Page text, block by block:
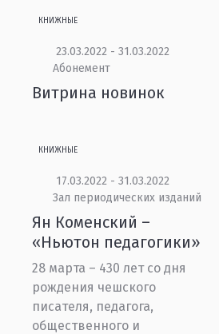
КНИЖНЫЕ
23.03.2022 - 31.03.2022
Абонемент
Витрина новинок
КНИЖНЫЕ
17.03.2022 - 31.03.2022
Зал периодических изданий
Ян Коменский –
«Ньютон педагогики»
28 марта – 430 лет со дня
рождения чешского
писателя, педагога,
общественного и